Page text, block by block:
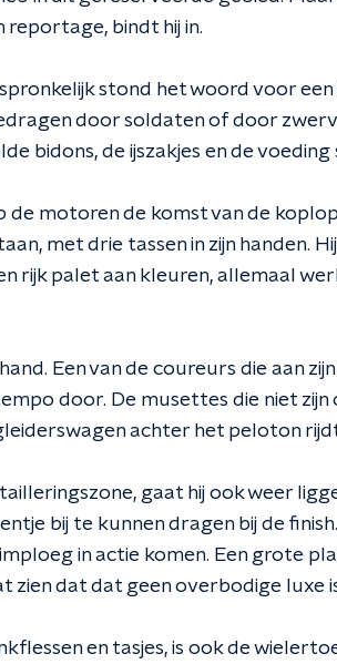
bindt hij in.
stond het woord voor
door soldaten of door
bidons, de ijszakjes en de voeding
de motoren de komst van de
met drie tassen in zijn handen.
rijk palet aan kleuren, allemaal
Een van de coureurs die aan
door. De musettes die niet
achter het peloton
gaat hij ook weer
bij te kunnen dragen bij de
in actie komen. Een grote
zien dat dat geen overbodige luxe
en tasjes, is ook de